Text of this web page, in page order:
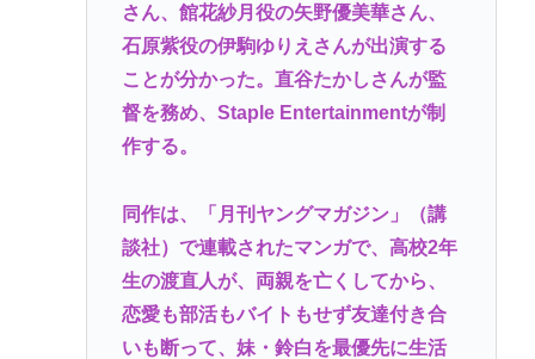
さん、館花紗月役の矢野優美華さん、
石原紫役の伊駒ゆりえさんが出演する
ことが分かった。直谷たかしさんが監
督を務め、Staple Entertainmentが制
作する。
同作は、「月刊ヤングマガジン」（講
談社）で連載されたマンガで、高校2年
生の渡直人が、両親を亡くしてから、
恋愛も部活もバイトもせず友達付き合
いも断って、妹・鈴白を最優先に生活